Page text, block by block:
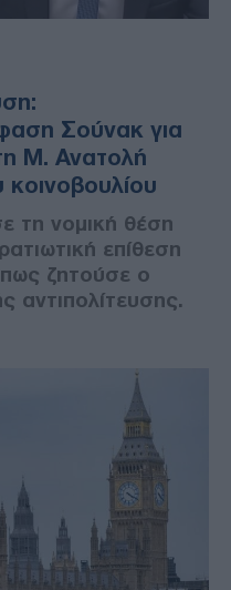
Σούνακ για
Μ. Ανατολή
τη νομική θέση
επίθεση
ζητούσε ο
αντιπολίτευσης.